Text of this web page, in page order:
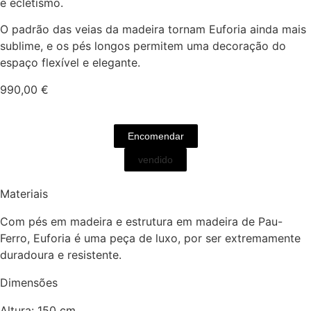
e ecletismo.
O padrão das veias da madeira tornam Euforia ainda mais
sublime, e os pés longos permitem uma decoração do
espaço flexível e elegante.
990,00 €
Encomendar
vendido
Materiais
Com pés em madeira e estrutura em madeira de Pau-
Ferro, Euforia é uma peça de luxo, por ser extremamente
duradoura e resistente.
Dimensões